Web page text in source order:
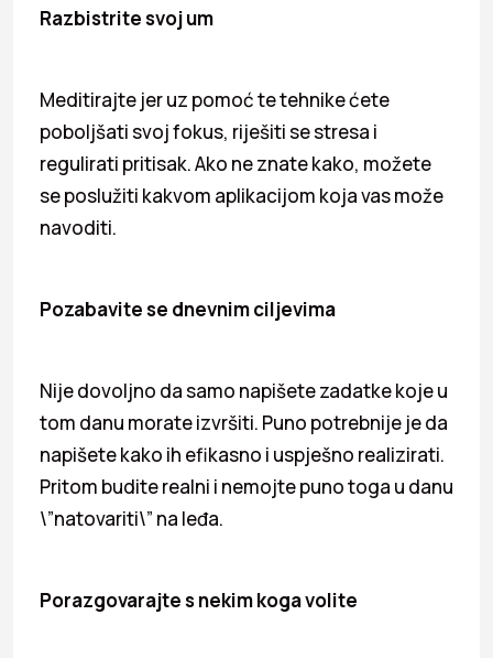
Razbistrite svoj um
Meditirajte jer uz pomoć te tehnike ćete
poboljšati svoj fokus, riješiti se stresa i
regulirati pritisak. Ako ne znate kako, možete
se poslužiti kakvom aplikacijom koja vas može
navoditi.
Pozabavite se dnevnim ciljevima
Nije dovoljno da samo napišete zadatke koje u
tom danu morate izvršiti. Puno potrebnije je da
napišete kako ih efikasno i uspješno realizirati.
Pritom budite realni i nemojte puno toga u danu
\”natovariti\” na leđa.
Porazgovarajte s nekim koga volite